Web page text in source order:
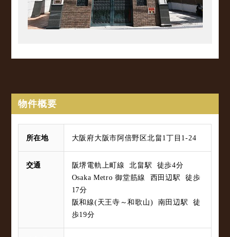
物件概要
所在地 大阪府大阪市阿倍野区北畠1丁目1-24
交通
阪堺電軌上町線 北畠駅 徒歩4分
Osaka Metro 御堂筋線 西田辺駅 徒歩
17分
阪和線(天王寺～和歌山) 南田辺駅 徒
歩19分